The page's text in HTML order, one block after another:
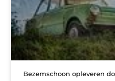
Bezemschoon opleveren